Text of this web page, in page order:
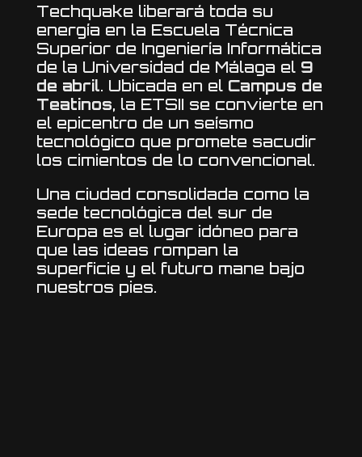
Techquake liberará toda su
energía en la Escuela Técnica
Superior de Ingeniería Informática
de la Universidad de Málaga el 9
de abril. Ubicada en el Campus de
Teatinos, la ETSII se convierte en
el epicentro de un seísmo
tecnológico que promete sacudir
los cimientos de lo convencional.
Una ciudad consolidada como la
sede tecnológica del sur de
Europa es el lugar idóneo para
que las ideas rompan la
superficie y el futuro mane bajo
nuestros pies.